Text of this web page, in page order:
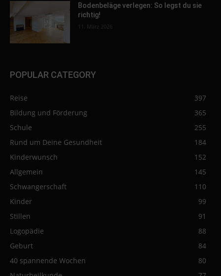
Bodenbeläge verlegen: So legst du sie
richtig!
11. März 2026
POPULAR CATEGORY
Reise
397
Bildung und Förderung
365
Schule
255
Rund um Deine Gesundheit
184
Kinderwunsch
152
Allgemein
145
Schwangerschaft
110
Kinder
99
Stillen
91
Logopädie
88
Geburt
84
40 spannende Wochen
80